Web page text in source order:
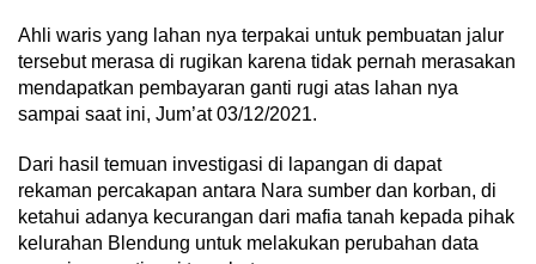
Ahli waris yang lahan nya terpakai untuk pembuatan jalur
tersebut merasa di rugikan karena tidak pernah merasakan
mendapatkan pembayaran ganti rugi atas lahan nya
sampai saat ini, Jum’at 03/12/2021.
Dari hasil temuan investigasi di lapangan di dapat
rekaman percakapan antara Nara sumber dan korban, di
ketahui adanya kecurangan dari mafia tanah kepada pihak
kelurahan Blendung untuk melakukan perubahan data